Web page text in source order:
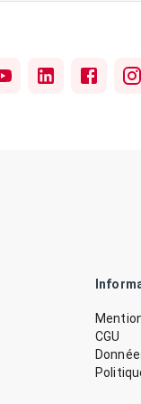
CGU